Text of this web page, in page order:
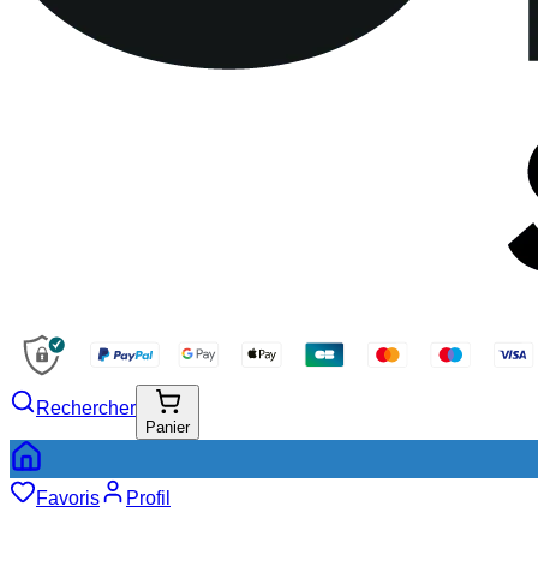
Rechercher
Panier
Favoris Profil